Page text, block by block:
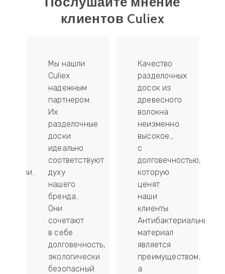
клиентов Culiex
Мы нашли
Culiex
надежным
партнером.
Их
разделочные
доски
идеально
соответствуют
духу
нашего
бренда..
Они
сочетают
в себе
долговечность,
экологически
безопасный
Качество
разделочных
досок из
древесного
волокна
неизменно
высокое.,
с
долговечностью,
которую
ценят
наши
клиенты.
Антибактериальный
материал
является
преимуществом,
а